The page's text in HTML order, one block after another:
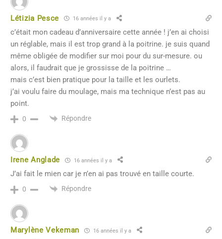
Létizia Pesce 16 années il y a
c’était mon cadeau d’anniversaire cette année ! j’en ai choisi
un réglable, mais il est trop grand à la poitrine. je suis quand
même obligée de modifier sur moi pour du sur-mesure. ou
alors, il faudrait que je grossisse de la poitrine …
mais c’est bien pratique pour la taille et les ourlets.
j’ai voulu faire du moulage, mais ma technique n’est pas au
point.
0 Répondre
Irene Anglade 16 années il y a
J’ai fait le mien car je n’en ai pas trouvé en taille courte.
0 Répondre
Marylène Vekeman 16 années il y a